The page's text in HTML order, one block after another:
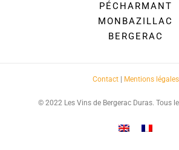
PÉCHARMANT
MONBAZILLAC
BERGERAC
Contact| Mentions légales
© 2022 Les Vins de Bergerac Duras. Tous